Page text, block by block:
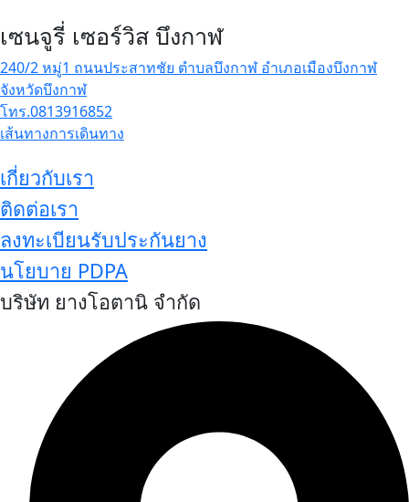
เซนจูรี่ เซอร์วิส บึงกาฬ
240/2 หมู่1 ถนนประสาทชัย ตำบลบึงกาฬ อำเภอเมืองบึงกาฬ
จังหวัดบึงกาฬ
โทร.0813916852
เส้นทางการเดินทาง
เกี่ยวกับเรา
ติดต่อเรา
ลงทะเบียนรับประกันยาง
นโยบาย PDPA
บริษัท ยางโอตานิ จำกัด